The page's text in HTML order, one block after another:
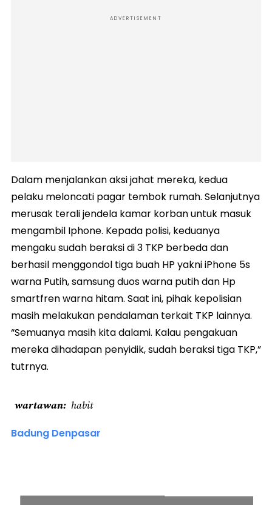
ADVERTISEMENT
Dalam menjalankan aksi jahat mereka, kedua
pelaku meloncati pagar tembok rumah. Selanjutnya
merusak terali jendela kamar korban untuk masuk
mengambil Iphone. Kepada polisi, keduanya
mengaku sudah beraksi di 3 TKP berbeda dan
berhasil menggondol tiga buah HP yakni iPhone 5s
warna Putih, samsung duos warna putih dan Hp
smartfren warna hitam. Saat ini, pihak kepolisian
masih melakukan pendalaman terkait TKP lainnya.
“Semuanya masih kita dalami. Kalau pengakuan
mereka dihadapan penyidik, sudah beraksi tiga TKP,”
tutrnya.
wartawan habit
Badung Denpasar